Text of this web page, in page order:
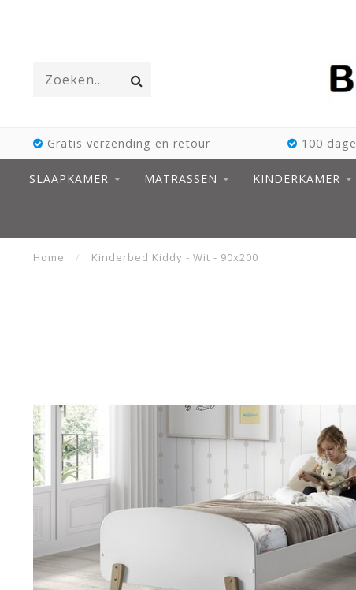
Gratis verzending en retour 100
SLAAPKAMER MATRASSEN KINDERKAMER
Home / Kinderbed Kiddy - Wit - 90x200